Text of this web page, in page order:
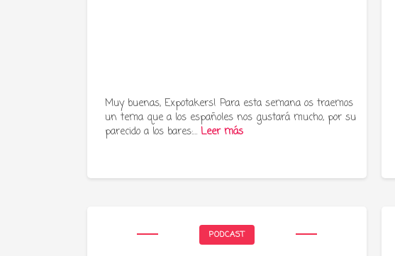
Muy buenas, Expotakers! Para esta semana os traemos
un tema que a los españoles nos gustará mucho, por su
parecido a los bares:…Leer más
PODCAST